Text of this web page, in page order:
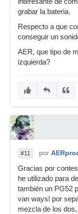
grabar la bateria.
Respecto a que
conseguir un
AER, que tipo de
izquierda?
#11 por
Gracias por
he utilizado para
también un PG52
van ways! por
mezcla de los